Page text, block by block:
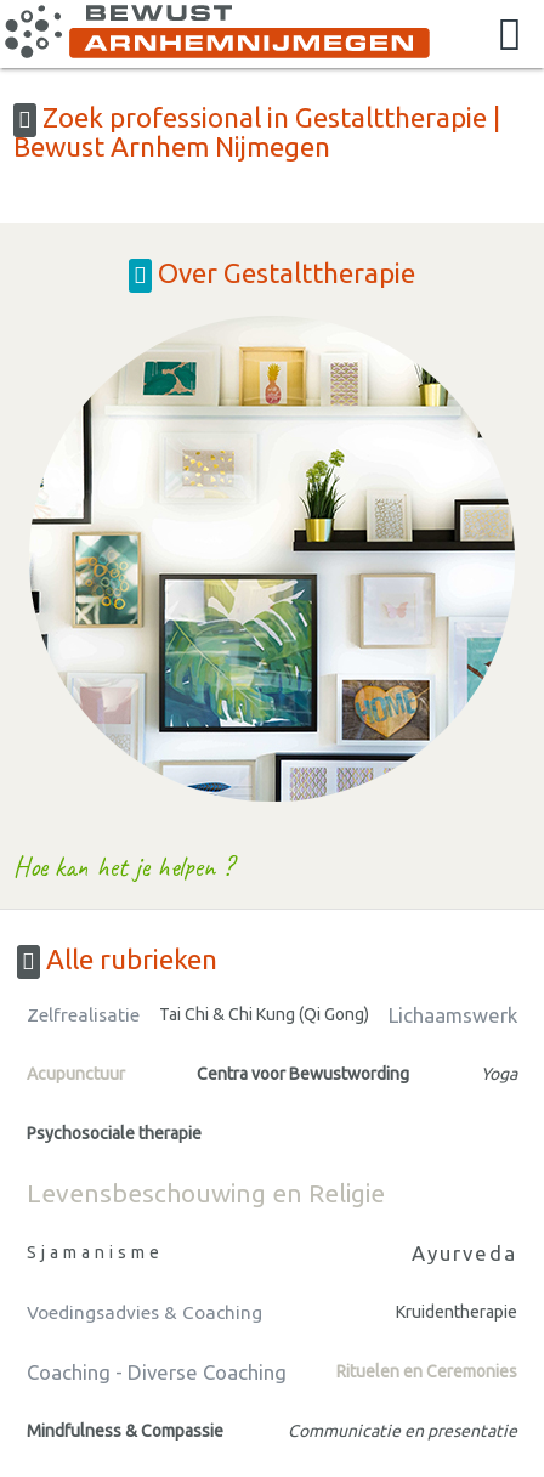
Zoek professional in Gestalttherapie |
Bewust Arnhem Nijmegen
Over Gestalttherapie
Hoe kan het je helpen ?
Alle rubrieken
Zelfrealisatie Tai Chi & Chi Kung (Qi Gong) Lichaamswerk
Acupunctuur Centra voor Bewustwording Yoga
Psychosociale therapie
Levensbeschouwing en Religie
Sjamanisme Ayurveda
Voedingsadvies & Coaching Kruidentherapie
Coaching - Diverse Coaching Rituelen en Ceremonies
Mindfulness & Compassie Communicatie en presentatie